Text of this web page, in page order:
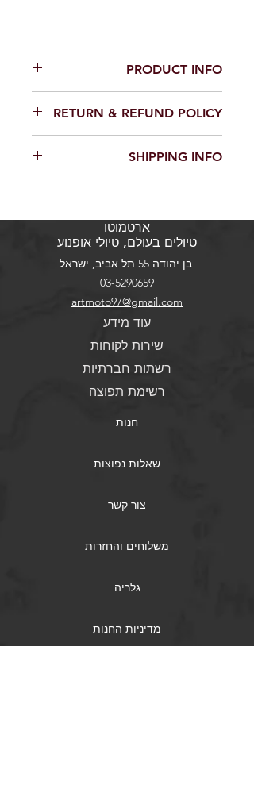
PRODUCT INFO
RETURN & REFUND POLICY
SHIPPING INFO
ארטמוטו
טיולים בעולם, טיולי אופנוע
בן יהודה 55 תל אביב, ישראל
03-5290659
artmoto97@gmail.com
עוד מידע
שירות לקוחות
רשתות חברתיות
רשימת תפוצה
חנות
שאלות נפוצות
צור קשר
משלוחים והחזרות
גלריה
מדיניות החנות